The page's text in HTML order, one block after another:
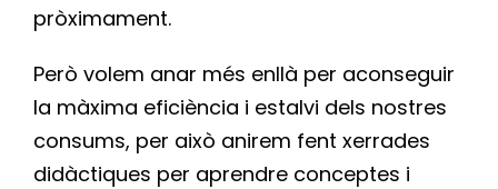
pròximament.
Però volem anar més enllà per aconseguir
la màxima eficiència i estalvi dels nostres
consums, per això anirem fent xerrades
didàctiques per aprendre conceptes i